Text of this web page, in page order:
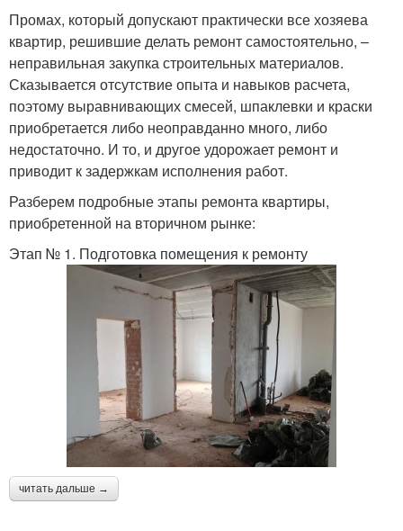
Промах, который допускают практически все хозяева
квартир, решившие делать ремонт самостоятельно, –
неправильная закупка строительных материалов.
Сказывается отсутствие опыта и навыков расчета,
поэтому выравнивающих смесей, шпаклевки и краски
приобретается либо неоправданно много, либо
недостаточно. И то, и другое удорожает ремонт и
приводит к задержкам исполнения работ.
Разберем подробные этапы ремонта квартиры,
приобретенной на вторичном рынке:
Этап № 1. Подготовка помещения к ремонту
читать дальше →